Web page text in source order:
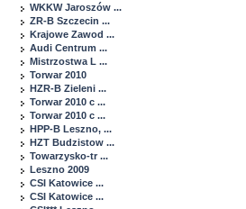
WKKW Jaroszów ...
ZR-B Szczecin ...
Krajowe Zawod ...
Audi Centrum ...
Mistrzostwa L ...
Torwar 2010
HZR-B Zieleni ...
Torwar 2010 c ...
Torwar 2010 c ...
HPP-B Leszno, ...
HZT Budzistow ...
Towarzysko-tr ...
Leszno 2009
CSI Katowice ...
CSI Katowice ...